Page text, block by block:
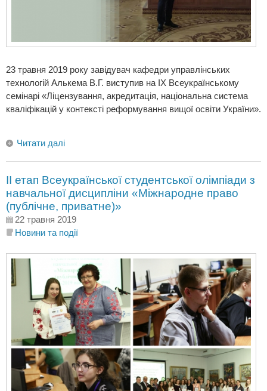
23 травня 2019 року завідувач кафедри управлінських
технологій Алькема В.Г. виступив на ІX Всеукраїнському
семінарі «Ліцензування, акредитація, національна система
кваліфікацій у контексті реформування вищої освіти України».
Читати далі
ІІ етап Всеукраїнської студентської олімпіади з
навчальної дисципліни «Міжнародне право
(публічне, приватне)»
22 травня 2019
Новини та події